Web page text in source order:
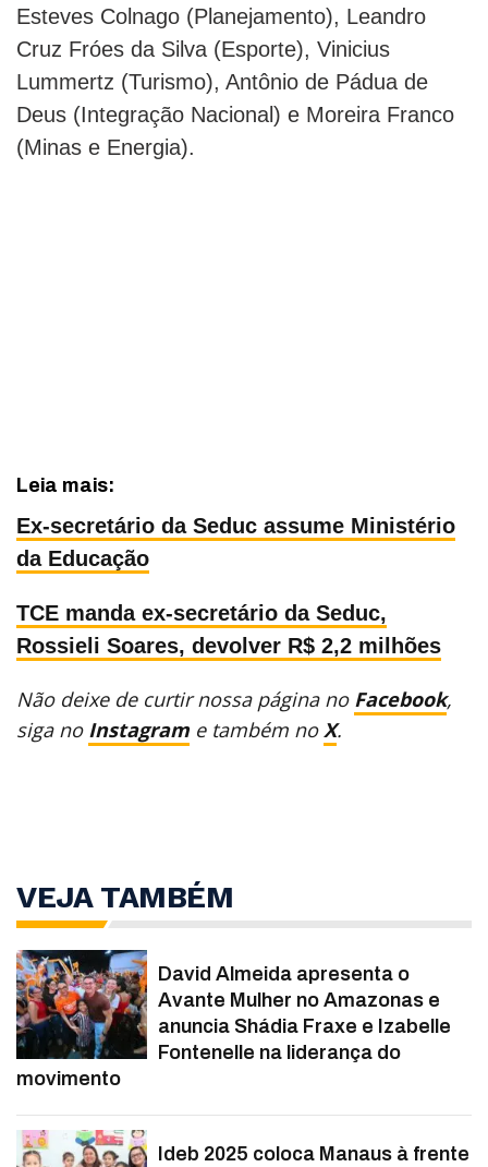
Esteves Colnago (Planejamento), Leandro
Cruz Fróes da Silva (Esporte), Vinicius
Lummertz (Turismo), Antônio de Pádua de
Deus (Integração Nacional) e Moreira Franco
(Minas e Energia).
Leia mais:
Ex-secretário da Seduc assume Ministério
da Educação
TCE manda ex-secretário da Seduc,
Rossieli Soares, devolver R$ 2,2 milhões
Não deixe de curtir nossa página no Facebook,
siga no Instagram e também noX.
VEJA TAMBÉM
David Almeida apresenta o
Avante Mulher no Amazonas e
anuncia Shádia Fraxe e Izabelle
Fontenelle na liderança do
movimento
Ideb 2025 coloca Manaus à frente